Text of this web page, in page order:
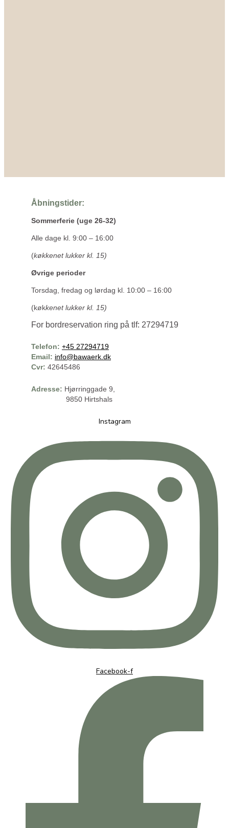
Åbningstider:
Sommerferie (uge 26-32)
Alle dage kl. 9:00 – 16:00
(køkkenet lukker kl. 15)
Øvrige perioder
Torsdag, fredag og lørdag kl. 10:00 – 16:00
(køkkenet lukker kl. 15)
For bordreservation ring på tlf: 27294719
Telefon: +45 27294719
Email: info@bawaerk.dk
Cvr: 42645486
Adresse: Hjørringgade 9,
9850 Hirtshals
Instagram
Facebook-f